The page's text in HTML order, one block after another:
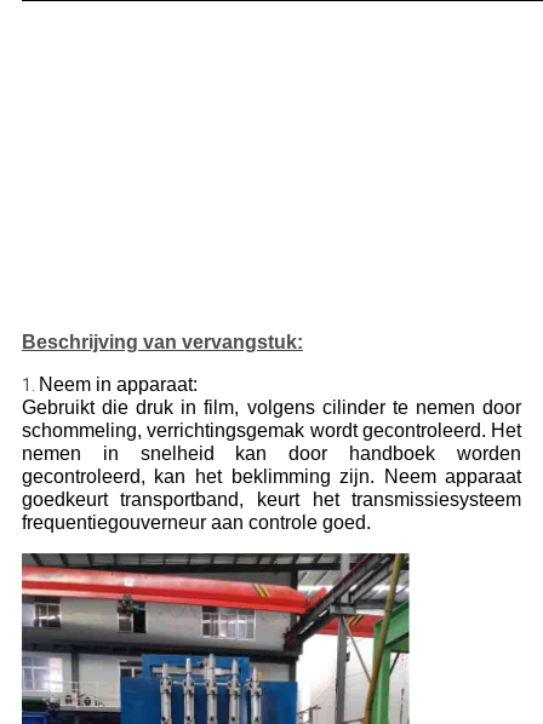
Beschrijving van vervangstuk:
1.
Neem in apparaat:
Gebruikt die druk in film, volgens cilinder te nemen door
schommeling, verrichtingsgemak wordt gecontroleerd. Het
nemen in snelheid kan door handboek worden
gecontroleerd, kan het beklimming zijn. Neem apparaat
goedkeurt transportband, keurt het transmissiesysteem
frequentiegouverneur aan controle goed.